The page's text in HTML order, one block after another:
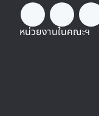
หน่วยงานในคณะฯ